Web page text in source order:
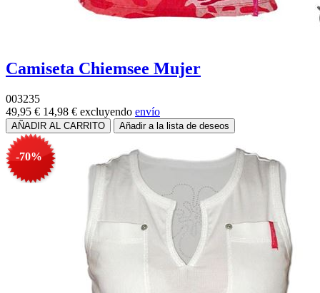
Camiseta Chiemsee Mujer
003235
49,95 € 14,98 € excluyendo envío
-70%